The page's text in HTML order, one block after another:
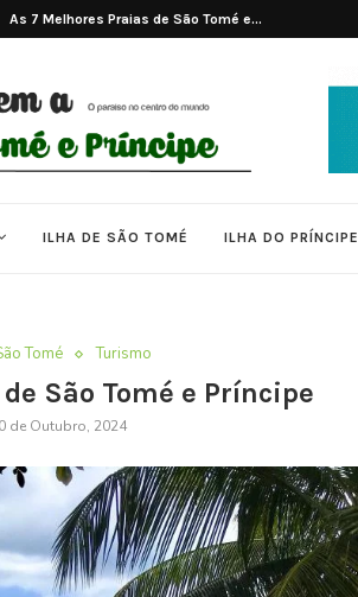
Tradições e Ritmos de São Tomé e Príncipe
ILHA DE SÃO TOMÉ ILHA DO PRÍNCIPE
Tomé Turismo
São Tomé e Príncipe
de Outubro, 2024